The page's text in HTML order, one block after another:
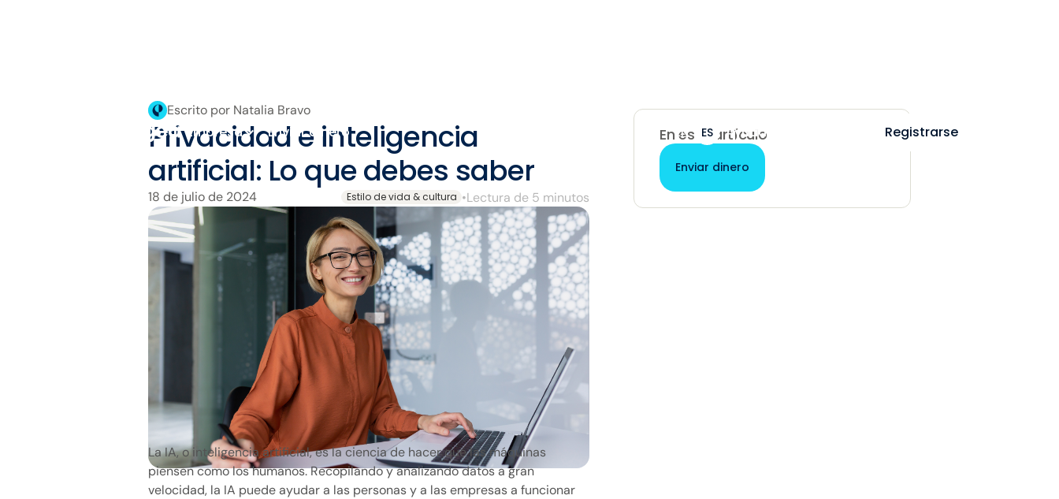
Empresa Enviar dinero EN ES Ayuda Registrarse
Escrito por Natalia Bravo
Privacidad e inteligencia
artificial: Lo que debes saber
18 de julio de 2024 Estilo de vida & cultura •Lectura de 5 minutos
La IA, o inteligencia artificial, es la ciencia de hacer que las máquinas
piensen como los humanos. Recopilando y analizando datos a gran
velocidad, la IA puede ayudar a las personas y a las empresas a funcionar
En este artículo
Enviar dinero